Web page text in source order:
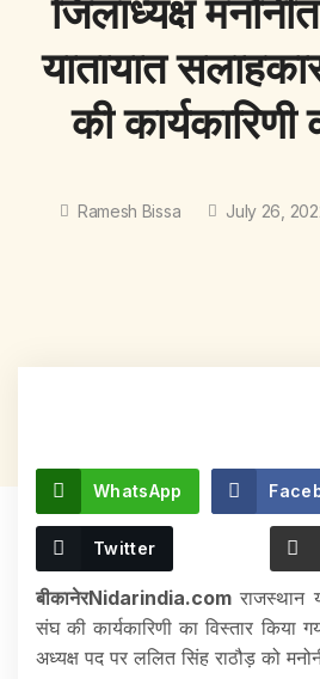
जिलाध्यक्ष
यातायात
की कार्यकारिणी
Ramesh Bissa July 26,
WhatsApp
Twitter
बीकानेरNidarindia.com राजस्थान
संघ की कार्यकारिणी का विस्तार किया
अध्यक्ष पद पर ललित सिंह राठौड़ को